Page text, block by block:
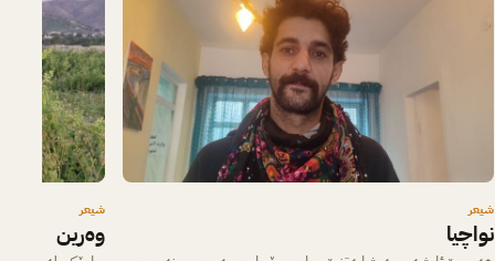
شیعر
نواچیا
شیعر
وەرین